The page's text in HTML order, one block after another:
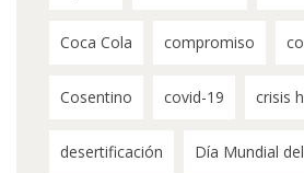
Coca Cola compromiso
Cosentino covid-19 crisis
desertificación Día Mundial